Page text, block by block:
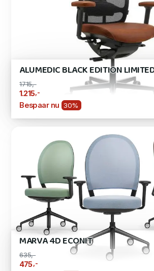
ALUMEDIC BLACK EDITION
1715,-
1.215,-
Bespaar nu 30%
MARVA 4D ECONIT
635,-
475,-